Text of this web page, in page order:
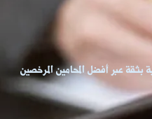
عبر أفضل المحامين المرخصين